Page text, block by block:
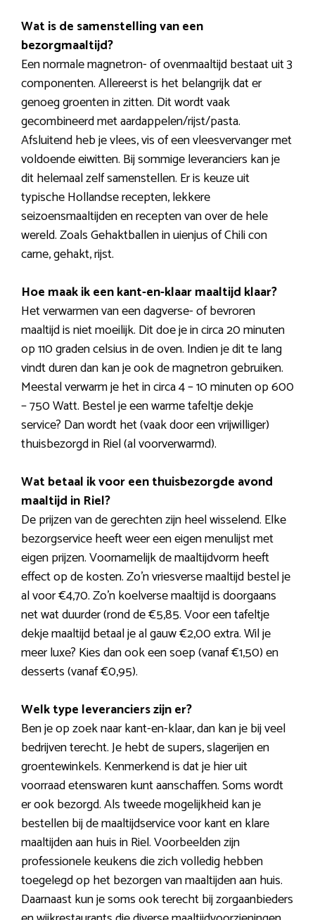
Wat is de samenstelling van een
bezorgmaaltijd?
Een normale magnetron- of ovenmaaltijd bestaat uit 3
componenten. Allereerst is het belangrijk dat er
genoeg groenten in zitten. Dit wordt vaak
gecombineerd met aardappelen/rijst/pasta.
Afsluitend heb je vlees, vis of een vleesvervanger met
voldoende eiwitten. Bij sommige leveranciers kan je
dit helemaal zelf samenstellen. Er is keuze uit
typische Hollandse recepten, lekkere
seizoensmaaltijden en recepten van over de hele
wereld. Zoals Gehaktballen in uienjus of Chili con
carne, gehakt, rijst.
Hoe maak ik een kant-en-klaar maaltijd klaar?
Het verwarmen van een dagverse- of bevroren
maaltijd is niet moeilijk. Dit doe je in circa 20 minuten
op 110 graden celsius in de oven. Indien je dit te lang
vindt duren dan kan je ook de magnetron gebruiken.
Meestal verwarm je het in circa 4 – 10 minuten op 600
– 750 Watt. Bestel je een warme tafeltje dekje
service? Dan wordt het (vaak door een vrijwilliger)
thuisbezorgd in Riel (al voorverwarmd).
Wat betaal ik voor een thuisbezorgde avond
maaltijd in Riel?
De prijzen van de gerechten zijn heel wisselend. Elke
bezorgservice heeft weer een eigen menulijst met
eigen prijzen. Voornamelijk de maaltijdvorm heeft
effect op de kosten. Zo’n vriesverse maaltijd bestel je
al voor €4,70. Zo’n koelverse maaltijd is doorgaans
net wat duurder (rond de €5,85. Voor een tafeltje
dekje maaltijd betaal je al gauw €2,00 extra. Wil je
meer luxe? Kies dan ook een soep (vanaf €1,50) en
desserts (vanaf €0,95).
Welk type leveranciers zijn er?
Ben je op zoek naar kant-en-klaar, dan kan je bij veel
bedrijven terecht. Je hebt de supers, slagerijen en
groentewinkels. Kenmerkend is dat je hier uit
voorraad etenswaren kunt aanschaffen. Soms wordt
er ook bezorgd. Als tweede mogelijkheid kan je
bestellen bij de maaltijdservice voor kant en klare
maaltijden aan huis in Riel. Voorbeelden zijn
professionele keukens die zich volledig hebben
toegelegd op het bezorgen van maaltijden aan huis.
Daarnaast kun je soms ook terecht bij zorgaanbieders